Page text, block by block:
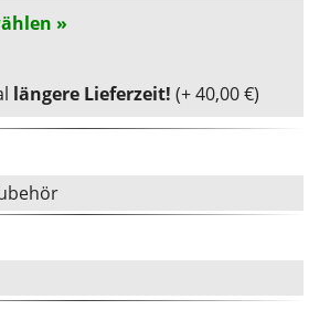
»
längere Lieferzeit! (+ 40,00 €)